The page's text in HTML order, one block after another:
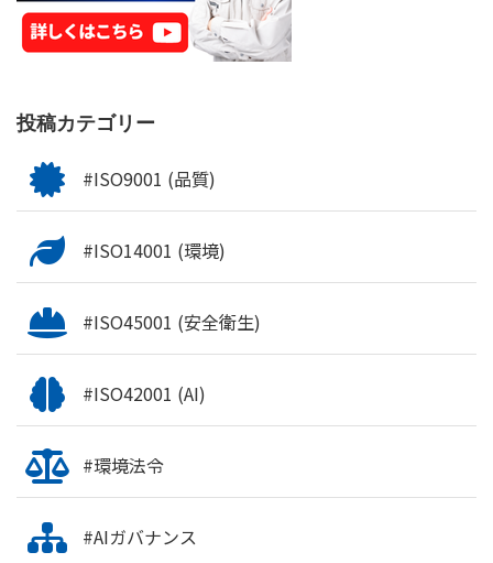
投稿カテゴリー
#ISO9001 (品質)
#ISO14001 (環境)
#ISO45001 (安全衛生)
#ISO42001 (AI)
#環境法令
#AIガバナンス